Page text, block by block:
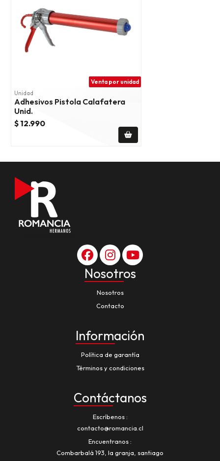
Venta por unidad
Unidad
Adhesivos Pistola Calafatera
Unid.
$ 12.990
Nosotros
Nosotros
Contacto
Información
Política de garantía
Términos y condiciones
Contáctanos
Escríbenos
contacto@romancia.cl
Encuentranos
Combarbalá 193, la granja, santiago